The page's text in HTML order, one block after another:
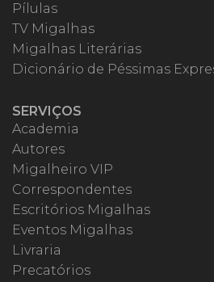
Pílulas
TV Migalhas
Migalhas Literárias
Dicionário de Péssimas
SERVIÇOS
Academia
Autores
Migalheiro VIP
Correspondentes
Escritórios Migalhas
Eventos Migalhas
Livraria
Precatórios